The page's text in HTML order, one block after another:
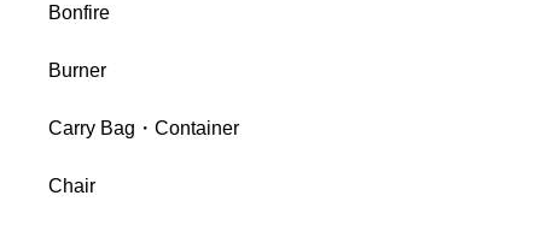
Bonfire
Burner
Carry Bag・Container
Chair